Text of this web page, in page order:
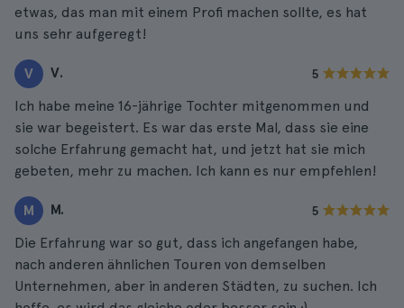
etwas, das man mit einem Profi machen sollte, es hat
uns sehr aufgeregt!
V V. 5
Ich habe meine 16-jährige Tochter mitgenommen und
sie war begeistert. Es war das erste Mal, dass sie eine
solche Erfahrung gemacht hat, und jetzt hat sie mich
gebeten, mehr zu machen. Ich kann es nur empfehlen!
M M. 5
Die Erfahrung war so gut, dass ich angefangen habe,
nach anderen ähnlichen Touren von demselben
Unternehmen, aber in anderen Städten, zu suchen. Ich